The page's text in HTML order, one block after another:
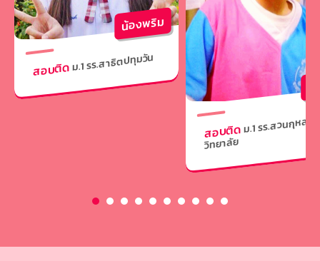
น้องพริม
สอบติดม.1 รร.สาธิตปทุมวัน
สอบติดม.1 รร.สวนกุหลาบ
วิทยาลัย